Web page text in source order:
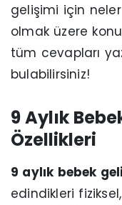
gelişimi için
olmak üzere
tüm cevapları
bulabilirsiniz!
9 Aylık
Özellikleri
9 aylık bebek
edindikleri